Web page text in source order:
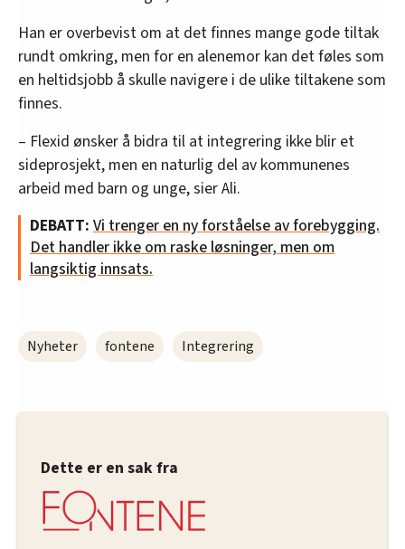
Han er overbevist om at det finnes mange gode tiltak
rundt omkring, men for en alenemor kan det føles som
en heltidsjobb å skulle navigere i de ulike tiltakene som
finnes.
– Flexid ønsker å bidra til at integrering ikke blir et
sideprosjekt, men en naturlig del av kommunenes
arbeid med barn og unge, sier Ali.
DEBATT: Vi trenger en ny forståelse av forebygging.
Det handler ikke om raske løsninger, men om
langsiktig innsats.
Nyheter fontene Integrering
Dette er en sak fra